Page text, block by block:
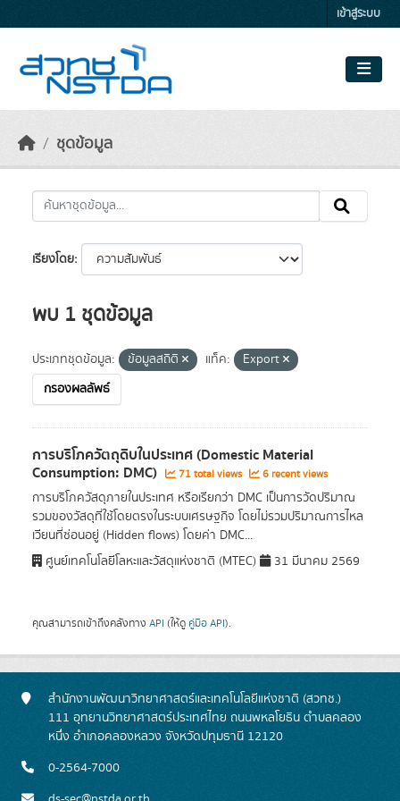
เข้าสู่ระบบ
ชุดข้อมูล
เรียงโดย
พบ 1 ชุดข้อมูล
ประเภทชุดข้อมูล: ข้อมูลสถิติ แท็ค:
Export
กรองผลลัพธ์
การบริโภควัตถุดิบในประเทศ (Domestic Material
Consumption: DMC) 71 total views 6 recent views
การบริโภควัสดุภายในประเทศ หรือเรียกว่า DMC เป็นการวัดปริมาณ
รวมของวัสดุที่ใช้โดยตรงในระบบเศรษฐกิจ โดยไม่รวมปริมาณการไหล
เวียนที่ซ่อนอยู่ (Hidden flows) โดยค่า DMC...
ศูนย์เทคโนโลยีโลหะและวัสดุแห่งชาติ (MTEC)
31 มีนาคม 2569
คุณสามารถเข้าถึงคลังทาง API (ให้ดู คู่มือ API).
สำนักงานพัฒนาวิทยาศาสตร์และเทคโนโลยีแห่งชาติ (สวทช.)
111 อุทยานวิทยาศาสตร์ประเทศไทย ถนนพหลโยธิน ตำบลคลอง
หนึ่ง อำเภอคลองหลวง จังหวัดปทุมธานี 12120
0-2564-7000